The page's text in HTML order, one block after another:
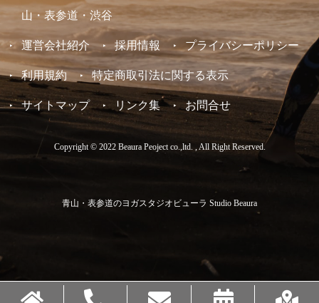
山・表参道・渋谷
運営会社紹介 採用情報 プライバシーポリシー
利用規約 特定商取引法に関する表示
サイトマップ リンク集 お問合せ
Copyright © 2022 Beaura Peoject co.,ltd. , All Right Reserved.
青山・表参道のヨガスタジオビューラ Studio Beaura